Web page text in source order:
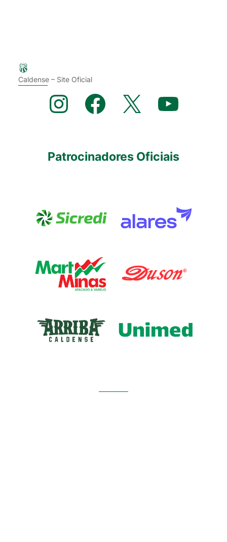
Caldense – Site Oficial
Instagram Facebook X YouTube
Patrocinadores Oficiais